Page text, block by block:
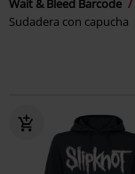
Wait & Bleed Barcode
Sudadera con capucha